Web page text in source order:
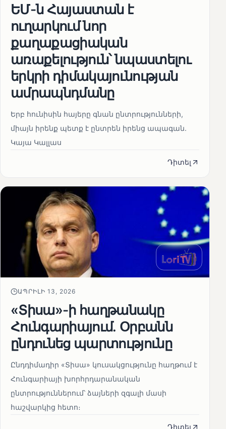
ԵՄ-ն Հայաստան է
ուղարկում նոր
քաղաքացիական
առաքելություն՝ նպաստելու
երկրի դիմակայունության
ամրապնդմանը
Երբ հունիսին հայերը գնան ընտրությունների,
միայն իրենք պետք է ընտրեն իրենց ապագան.
Կայա Կալլաս
Դիտել
ԱՊՐԻԼԻ 13, 2026
«Տիսա»-ի հաղթանակը
Հունգարիայում․ Օրբանն
ընդունեց պարտությունը
Ընդդիմադիր «Տիսա» կուսակցությունը հաղթում է
Հունգարիայի խորհրդարանական
ընտրություններում՝ ձայների զգալի մասի
հաշվարկից հետո։
Դիտել